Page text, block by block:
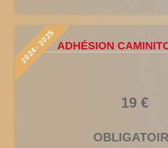
2024- 2025- ADHÉSION
19 €